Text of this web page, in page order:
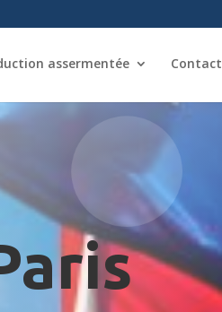
assermentée Contact